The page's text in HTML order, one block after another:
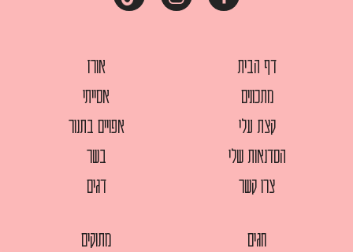
דף הבית
מתכונים
קצת עלי
הסדנאות שלי
צרו קשר
אורז
אסייתי
אפויים בתנור
בשר
דגים
חגים
מתוקים